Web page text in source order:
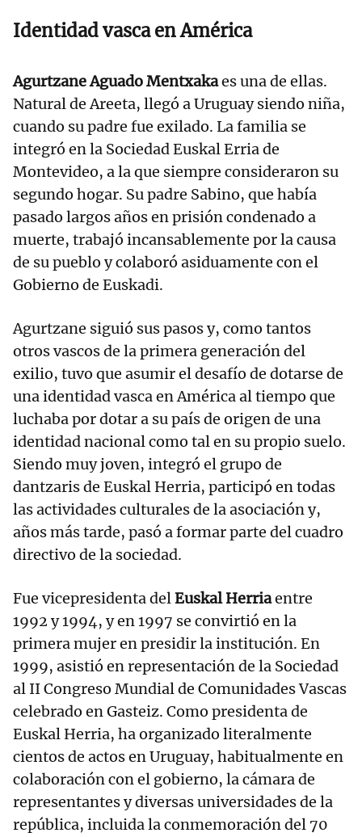
Identidad vasca en América
Agurtzane Aguado Mentxakaes una de ellas.
Natural de Areeta, llegó a Uruguay siendo niña,
cuando su padre fue exilado. La familia se
integró en la Sociedad Euskal Erria de
Montevideo, a la que siempre consideraron su
segundo hogar. Su padre Sabino, que había
pasado largos años en prisión condenado a
muerte, trabajó incansablemente por la causa
de su pueblo y colaboró asiduamente con el
Gobierno de Euskadi.
Agurtzane siguió sus pasos y, como tantos
otros vascos de la primera generación del
exilio, tuvo que asumir el desafío de dotarse de
una identidad vasca en América al tiempo que
luchaba por dotar a su país de origen de una
identidad nacional como tal en su propio suelo.
Siendo muy joven, integró el grupo de
dantzaris de Euskal Herria, participó en todas
las actividades culturales de la asociación y,
años más tarde, pasó a formar parte del cuadro
directivo de la sociedad.
Fue vicepresidenta delEuskal Herriaentre
1992 y 1994, y en 1997 se convirtió en la
primera mujer en presidir la institución. En
1999, asistió en representación de la Sociedad
al II Congreso Mundial de Comunidades Vascas
celebrado en Gasteiz. Como presidenta de
Euskal Herria, ha organizado literalmente
cientos de actos en Uruguay, habitualmente en
colaboración con el gobierno, la cámara de
representantes y diversas universidades de la
república, incluida la conmemoración del 70